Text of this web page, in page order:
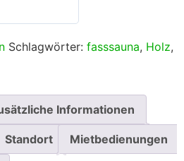
Schlagwörter: fasssauna, Holz,
Informationen
Standort Mietbedienungen